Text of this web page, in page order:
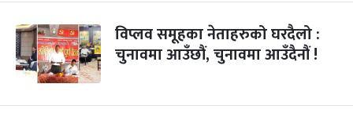
विप्लव समूहका नेताहरुको घरदैलो :
चुनावमा आउँछौं, चुनावमा आउँदैनौं !